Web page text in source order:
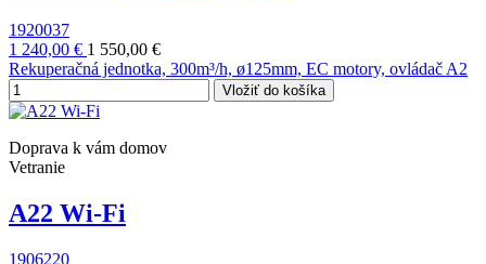
1920037
1 240,00 € 1 550,00 €
Rekuperačná jednotka, 300m³/h, ø125mm, EC motory, ovládač A2
Vložiť do košíka
Doprava k vám domov
Vetranie
A22 Wi-Fi
1906220